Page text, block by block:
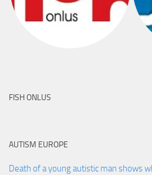
FISH ONLUS
AUTISM EUROPE
Death of a young autistic man shows